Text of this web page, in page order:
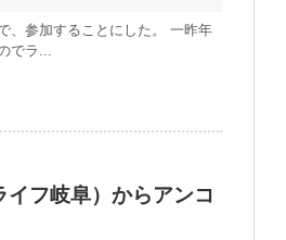
、参加することにした。 一昨年
でラ...
フ岐阜）からアンコ